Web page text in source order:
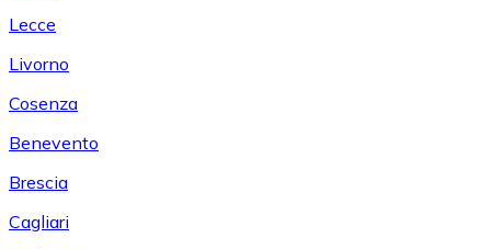
Lecce
Livorno
Cosenza
Benevento
Brescia
Cagliari